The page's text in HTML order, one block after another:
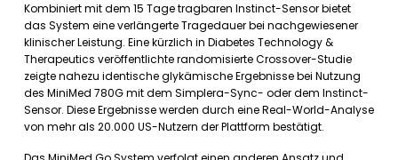
Kombiniert mit dem 15 Tage tragbaren Instinct-Sensor bietet
das System eine verlängerte Tragedauer bei nachgewiesener
klinischer Leistung. Eine kürzlich in Diabetes Technology &
Therapeutics veröffentlichte randomisierte Crossover-Studie
zeigte nahezu identische glykämische Ergebnisse bei Nutzung
des MiniMed 780G mit dem Simplera-Sync- oder dem Instinct-
Sensor. Diese Ergebnisse werden durch eine Real-World-Analyse
von mehr als 20.000 US-Nutzern der Plattform bestätigt.